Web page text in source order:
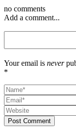
no comments
Add a comment...
Your email is never
*
Post Comment